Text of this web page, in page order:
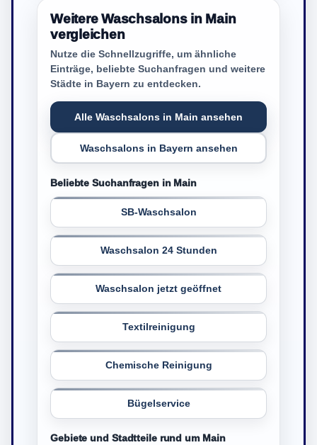
Weitere Waschsalons in Main
vergleichen
Nutze die Schnellzugriffe, um ähnliche
Einträge, beliebte Suchanfragen und weitere
Städte in Bayern zu entdecken.
Alle Waschsalons in Main ansehen
Waschsalons in Bayern ansehen
Beliebte Suchanfragen in Main
SB-Waschsalon
Waschsalon 24 Stunden
Waschsalon jetzt geöffnet
Textilreinigung
Chemische Reinigung
Bügelservice
Gebiete und Stadtteile rund um Main